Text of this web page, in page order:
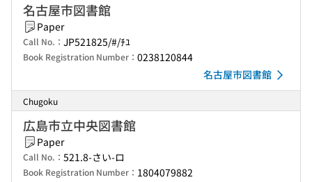
名古屋市図書館
Paper
Call No.： JP521825/#/ﾁﾕ
Book Registration Number： 0238120844
名古屋市図書館
Chugoku
広島市立中央図書館
Paper
Call No.： 521.8-さい-ロ
Book Registration Number： 1804079882